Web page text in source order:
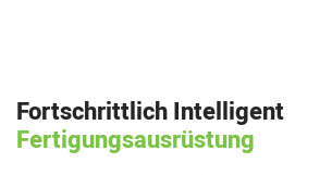
Fortschrittlich Intelligent
Fertigungsausrüstung